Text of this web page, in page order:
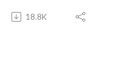
18.8K